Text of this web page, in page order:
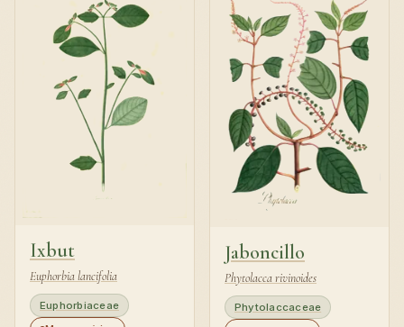
Ixbut
Euphorbia lancifolia
Euphorbiaceae
Jaboncillo
Phytolacca rivinoides
Phytolaccaceae